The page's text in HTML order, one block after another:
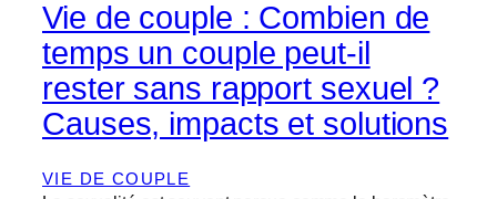
Vie de couple : Combien de
temps un couple peut-il
rester sans rapport sexuel ?
Causes, impacts et solutions
VIE DE COUPLE